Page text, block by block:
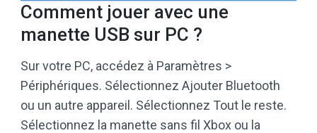
Comment jouer avec une
manette USB sur PC ?
Sur votre PC, accédez à Paramètres >
Périphériques. Sélectionnez Ajouter Bluetooth
ou un autre appareil. Sélectionnez Tout le reste.
Sélectionnez la manette sans fil Xbox ou la